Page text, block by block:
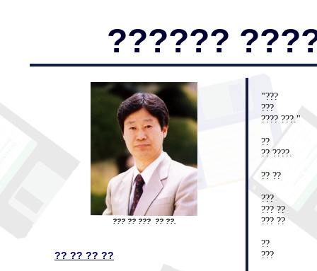
??????
"???
???
???? ???."
??
?? ????.
?? ??
???
??? ??
??? ??
??
???
??? ?? ??? ?? ??.
?? ?? ?? ??